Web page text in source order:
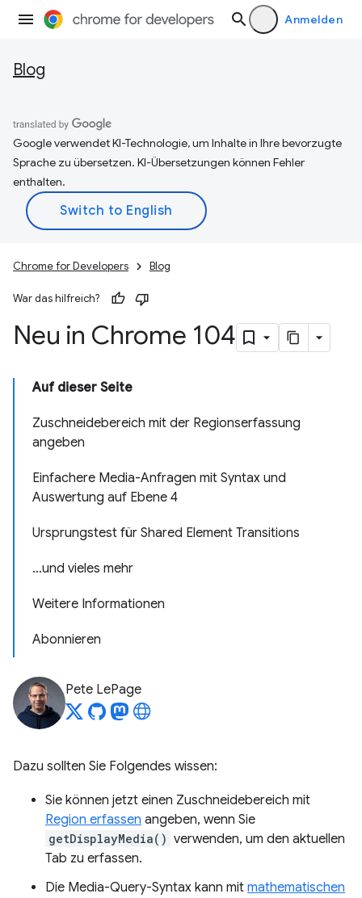
Anmelden
Blog
Google verwendet KI-Technologie, um Inhalte in Ihre bevorzugte
Sprache zu übersetzen. KI-Übersetzungen können Fehler
enthalten.
Chrome for Developers Blog
War das hilfreich?
Neu in Chrome 104
Auf dieser Seite
Zuschneidebereich mit der Regionserfassung
angeben
Einfachere Media-Anfragen mit Syntax und
Auswertung auf Ebene 4
Ursprungstest für Shared Element Transitions
…und vieles mehr
Weitere Informationen
Abonnieren
Pete LePage
Dazu sollten Sie Folgendes wissen:
Sie können jetzt einen Zuschneidebereich mit
Region erfassen angeben, wenn Sie
getDisplayMedia() verwenden, um den aktuellen
Tab zu erfassen.
Die Media-Query-Syntax kann mit mathematischen